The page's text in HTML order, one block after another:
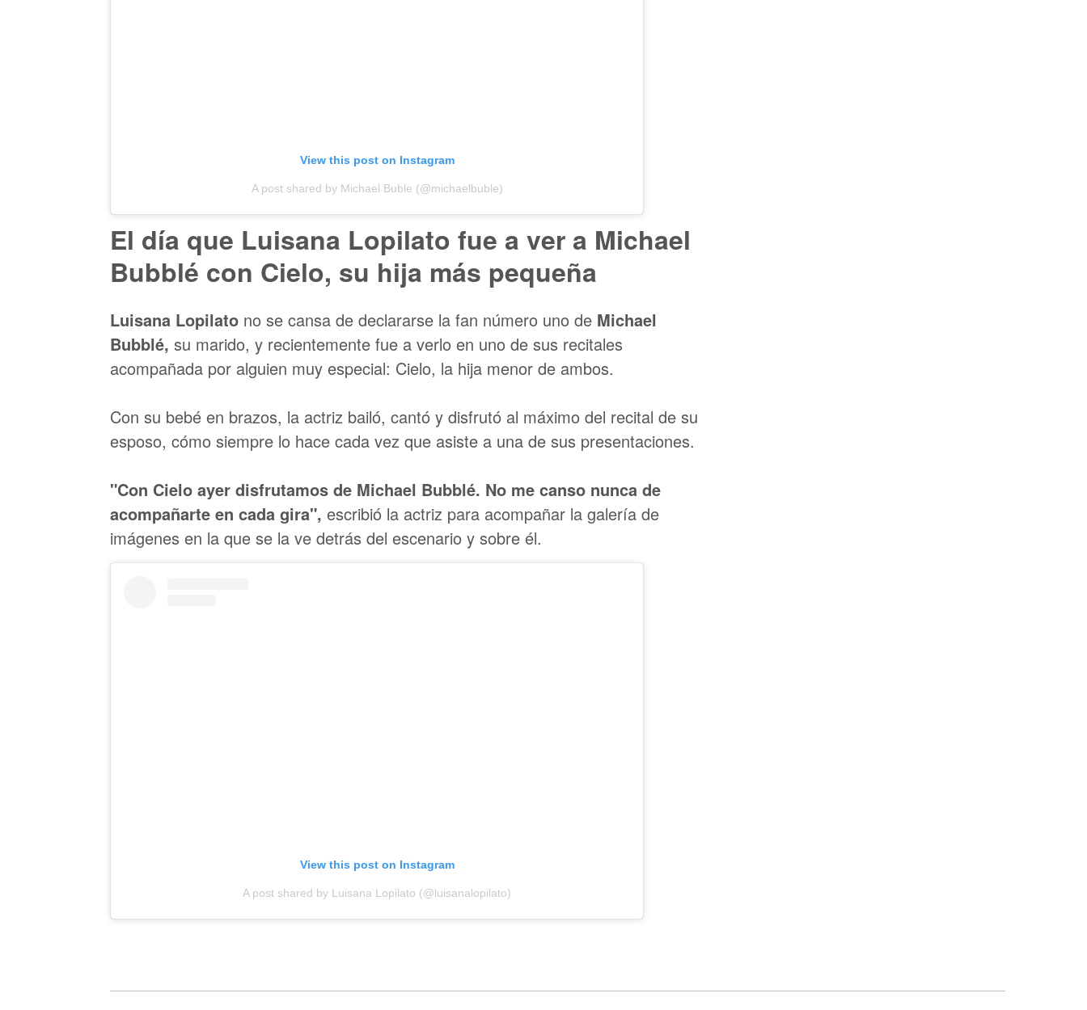
View this post on Instagram
A post shared by Michael Buble (@michaelbuble)
El día que Luisana Lopilato fue a ver a Michael
Bubblé con Cielo, su hija más pequeña
Luisana Lopilato no se cansa de declararse la fan número uno de Michael
Bubblé, su marido, y recientemente fue a verlo en uno de sus recitales
acompañada por alguien muy especial: Cielo, la hija menor de ambos.
Con su bebé en brazos, la actriz bailó, cantó y disfrutó al máximo del recital de su
esposo, cómo siempre lo hace cada vez que asiste a una de sus presentaciones.
"Con Cielo ayer disfrutamos de Michael Bubblé. No me canso nunca de
acompañarte en cada gira", escribió la actriz para acompañar la galería de
imágenes en la que se la ve detrás del escenario y sobre él.
View this post on Instagram
A post shared by Luisana Lopilato (@luisanalopilato)